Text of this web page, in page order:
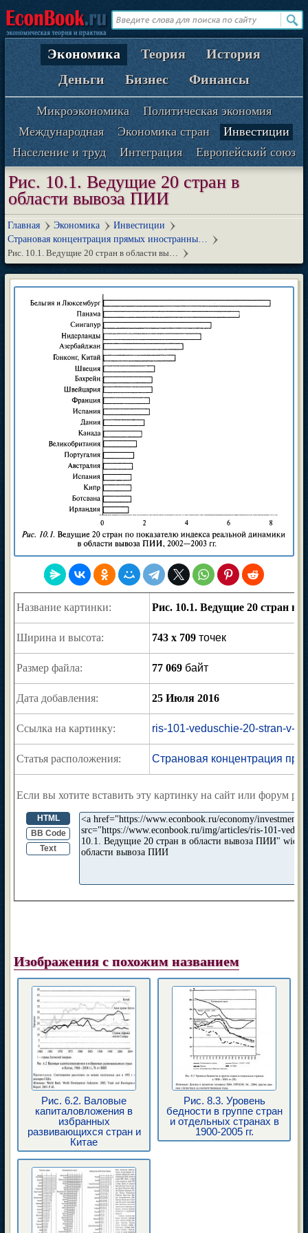
Экономика Теория
История
Деньги
Бизнес Финансы
Микроэкономика
Политическая экономия
Международная
Экономика стран
Инвестиции
Население и труд
Интеграция Европейский союз
Рис. 10.1. Ведущие 20 стран в
области вывоза ПИИ
Главная Экономика
Инвестиции
Страновая концентрация прямых иностранны…
Рис. 10.1. Ведущие 20 стран в области вы…
Название картинки: Рис. 10.1. Ведущие 20 стран в
Ширина и высота: 743 x 709 точек
Размер файла: 77 069 байт
Дата добавления: 25 Июля 2016
Ссылка на картинку: ris-101-veduschie-20-stran-v-
Статья расположения: Страновая концентрация
Если вы хотите вставить эту картинку на сайт или форум
HTML
BB Code
Text
Изображения с похожим названием
Рис. 6.2. Валовые
капиталовложения в
избранных
развивающихся стран и
Китае
Рис. 8.3. Уровень
бедности в группе стран
и отдельных странах в
1900-2005 гг.